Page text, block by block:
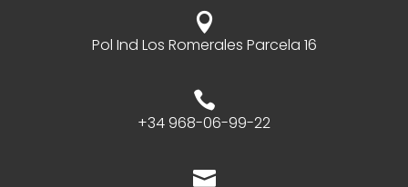

Pol Ind Los Romerales Parcela 16

+34 968-06-99-22
